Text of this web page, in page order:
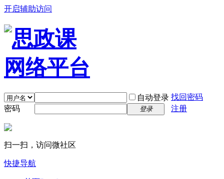
开启辅助访问
自动登录 找回密码
密码
登录 注册
扫一扫，访问微社区
快捷导航